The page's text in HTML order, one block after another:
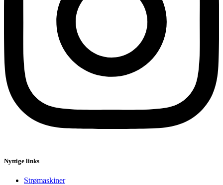
Nyttige links
Strømaskiner